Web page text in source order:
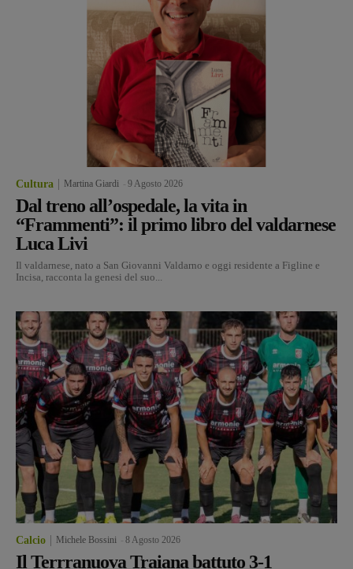
Cultura Martina Giardi 9 Agosto 2026
Dal treno all’ospedale, la vita in
“Frammenti”: il primo libro del valdarnese
Luca Livi
Il valdarnese, nato a San Giovanni Valdarno e oggi residente a Figline e
Incisa, racconta la genesi del suo...
Calcio Michele Bossini 8 Agosto 2026
Il Terrranuova Traiana battuto 3-1